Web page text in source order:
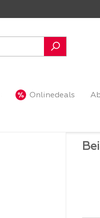
Onlinedeals